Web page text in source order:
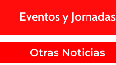
Eventos y Jornadas
Otras Noticias